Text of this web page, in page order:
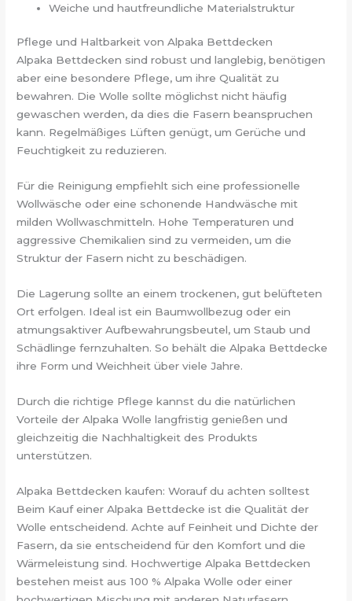
Weiche und hautfreundliche Materialstruktur
Pflege und Haltbarkeit von Alpaka Bettdecken
Alpaka Bettdecken sind robust und langlebig, benötigen
aber eine besondere Pflege, um ihre Qualität zu
bewahren. Die Wolle sollte möglichst nicht häufig
gewaschen werden, da dies die Fasern beanspruchen
kann. Regelmäßiges Lüften genügt, um Gerüche und
Feuchtigkeit zu reduzieren.
Für die Reinigung empfiehlt sich eine professionelle
Wollwäsche oder eine schonende Handwäsche mit
milden Wollwaschmitteln. Hohe Temperaturen und
aggressive Chemikalien sind zu vermeiden, um die
Struktur der Fasern nicht zu beschädigen.
Die Lagerung sollte an einem trockenen, gut belüfteten
Ort erfolgen. Ideal ist ein Baumwollbezug oder ein
atmungsaktiver Aufbewahrungsbeutel, um Staub und
Schädlinge fernzuhalten. So behält die Alpaka Bettdecke
ihre Form und Weichheit über viele Jahre.
Durch die richtige Pflege kannst du die natürlichen
Vorteile der Alpaka Wolle langfristig genießen und
gleichzeitig die Nachhaltigkeit des Produkts
unterstützen.
Alpaka Bettdecken kaufen: Worauf du achten solltest
Beim Kauf einer Alpaka Bettdecke ist die Qualität der
Wolle entscheidend. Achte auf Feinheit und Dichte der
Fasern, da sie entscheidend für den Komfort und die
Wärmeleistung sind. Hochwertige Alpaka Bettdecken
bestehen meist aus 100 % Alpaka Wolle oder einer